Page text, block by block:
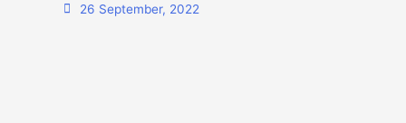
26 September, 2022